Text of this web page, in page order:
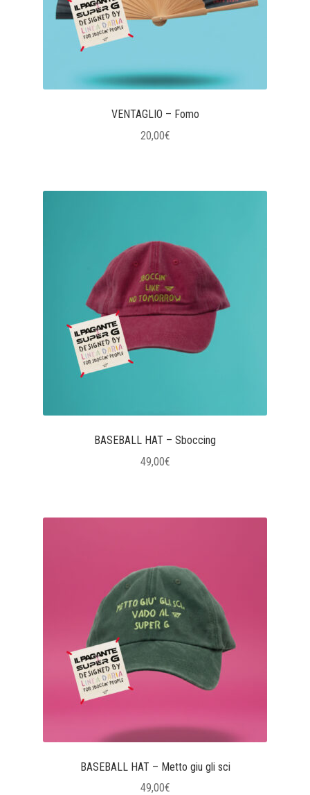
VENTAGLIO – Fomo
20,00€
BASEBALL HAT – Sboccing
49,00€
BASEBALL HAT – Metto giu gli sci
49,00€